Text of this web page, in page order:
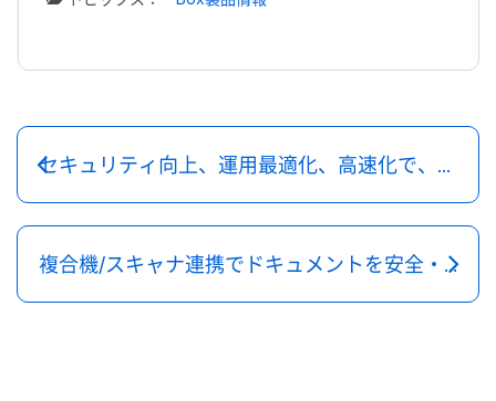
セキュリティ向上、運用最適化、高速化で、より安心・便利
複合機/スキャナ連携でドキュメントを安全・便利に活用